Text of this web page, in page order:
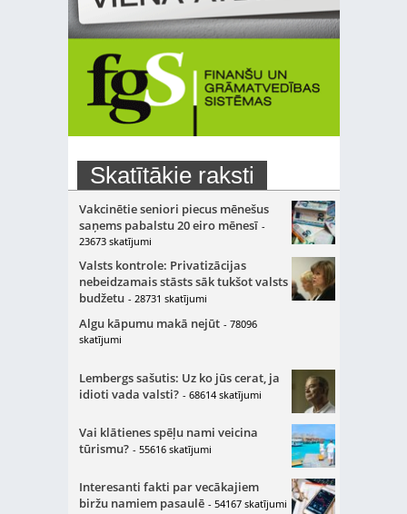
Skatītākie raksti
Vakcinētie seniori piecus mēnešus
saņems pabalstu 20 eiro mēnesī -
23673 skatījumi
Valsts kontrole: Privatizācijas
nebeidzamais stāsts sāk tukšot valsts
budžetu - 28731 skatījumi
Algu kāpumu makā nejūt - 78096
skatījumi
Lembergs sašutis: Uz ko jūs cerat, ja
idioti vada valsti? - 68614 skatījumi
Vai klātienes spēļu nami veicina
tūrismu? - 55616 skatījumi
Interesanti fakti par vecākajiem
biržu namiem pasaulē - 54167 skatījumi